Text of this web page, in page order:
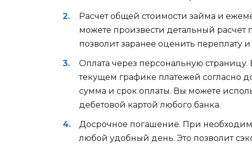
Расчет общей стоимости займа и
можете произвести детальный
позволит заранее оценить
Оплата через персональную
текущем графике платежей согласно
сумма и срок оплаты. Вы можете
дебетовой картой любого банка.
Досрочное погашение. При
любой удобный день. Это позволит